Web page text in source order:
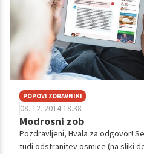
POPOVI ZDRAVNIKI
08. 12. 2014 18.38
Modrosni zob
Pozdravljeni, Hvala za odgovor!
tudi odstranitev osmice (na sliki